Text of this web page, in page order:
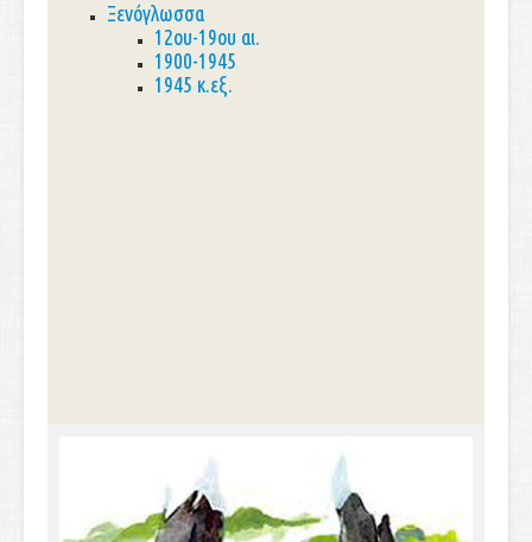
Ξενόγλωσσα
12ου-19ου αι.
1900-1945
1945 κ.εξ.